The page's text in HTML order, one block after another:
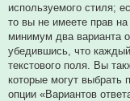
используемого стиля;
то вы не имеете прав
минимум два варианта
убедившись, что
текстового поля. Вы
которые могут выбрать
опции «Вариантов